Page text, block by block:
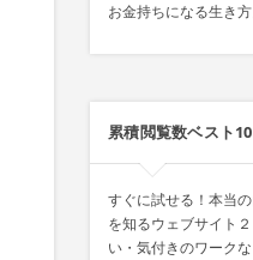
お金持ちになる生き
累積閲覧数ベスト
すぐに試せる！本当
を知るウェブサイト
い・気付きのワーク